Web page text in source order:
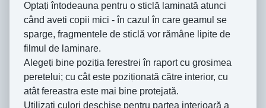
Optaṭi întodeauna pentru o sticlă laminată atunci
când aveti copii mici - în cazul în care geamul se
sparge, fragmentele de sticlă vor rămâne lipite de
filmul de laminare.
Alegeṭi bine poziṭia ferestrei în raport cu grosimea
peretelui; cu cât este poziṭionată către interior, cu
atât fereastra este mai bine protejată.
Utilizaṭi culori deschise pentru partea interioară a